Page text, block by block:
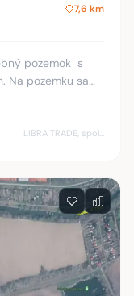
7,6 km
pozemok s
Na pozemku sa
podkrovím o
LIBRA TRADE, spol.s.r.o.